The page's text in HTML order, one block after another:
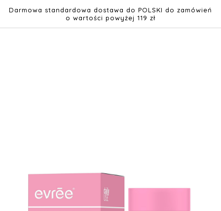
Darmowa standardowa dostawa do POLSKI do zamówień
o wartości powyżej 119 zł
promocje
nas